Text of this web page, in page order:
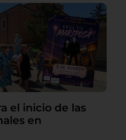
el inicio de las
en